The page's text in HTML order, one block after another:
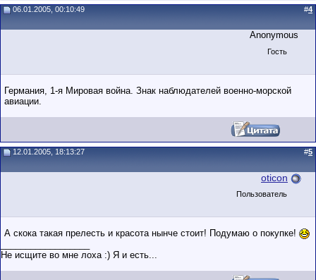
06.01.2005, 00:10:49 #4
Anonymous
Гость
Германия, 1-я Мировая война. Знак наблюдателей военно-морской
авиации.
12.01.2005, 18:13:27 #5
oticon
Пользователь
А скока такая прелесть и красота нынче стоит! Подумаю о покупке!
Не исщите во мне лоха :) Я и есть...